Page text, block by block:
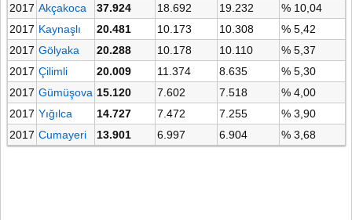
2017 Akçakoca 37.924 18.692 19.232
% 10,04
2017 Kaynaşlı 20.481 10.173 10.308
% 5,42
2017 Gölyaka 20.288 10.178 10.110
% 5,37
2017 Çilimli 20.009 11.374 8.635
% 5,30
2017 Gümüşova 15.120 7.602 7.518
% 4,00
2017 Yığılca 14.727 7.472 7.255
% 3,90
2017 Cumayeri 13.901 6.997 6.904 % 3,68